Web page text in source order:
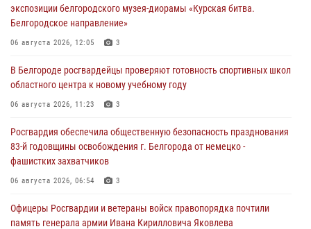
экспозиции белгородского музея‑диорамы «Курская битва.
Белгородское направление»
06 августа 2026, 12:05 3
В Белгороде росгвардейцы проверяют готовность спортивных школ
областного центра к новому учебному году
06 августа 2026, 11:23 3
Росгвардия обеспечила общественную безопасность празднования
83-й годовщины освобождения г. Белгорода от немецко -
фашистких захватчиков
06 августа 2026, 06:54 3
Офицеры Росгвардии и ветераны войск правопорядка почтили
память генерала армии Ивана Кирилловича Яковлева